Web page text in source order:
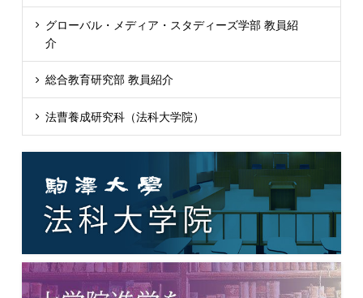
グローバル・メディア・スタディーズ学部 教員紹
介
総合教育研究部 教員紹介
法曹養成研究科（法科大学院）